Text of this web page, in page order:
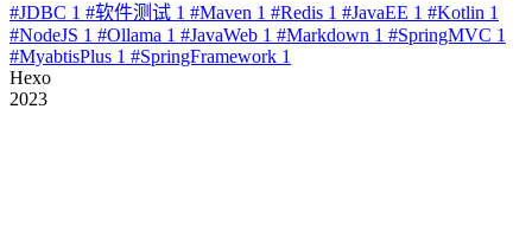
#JDBC 1 #软件测试 1 #Maven 1 #Redis 1 #JavaEE 1 #Kotlin 1
#NodeJS 1 #Ollama 1 #JavaWeb 1 #Markdown 1 #SpringMVC 1
#MyabtisPlus 1 #SpringFramework 1
Hexo
2023